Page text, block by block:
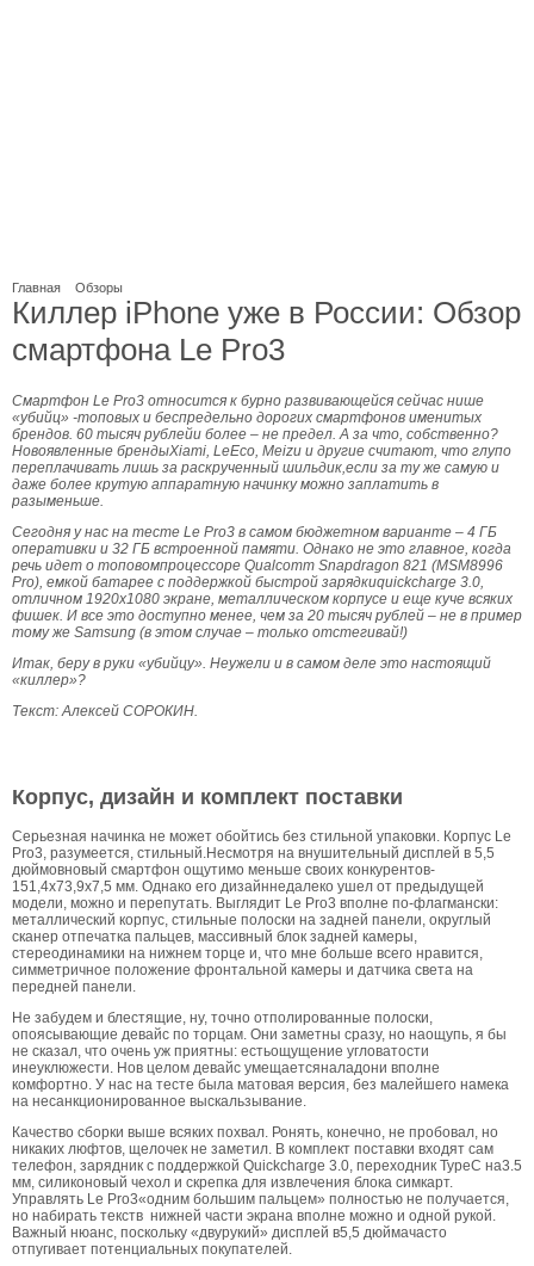
Главная Обзоры
Киллер iPhone уже в России: Обзор
смартфона Le Pro3
Смартфон Le Pro3 относится к бурно развивающейся сейчас нише
«убийц» -топовых и беспредельно дорогих смартфонов именитых
брендов. 60 тысяч рублейи более – не предел. А за что, собственно?
Новоявленные брендыXiami, LeEco, Meizu и другие считают, что глупо
переплачивать лишь за раскрученный шильдик,если за ту же самую и
даже более крутую аппаратную начинку можно заплатить в
разыменьше.
Сегодня у нас на тесте Le Pro3 в самом бюджетном варианте – 4 ГБ
оперативки и 32 ГБ встроенной памяти. Однако не это главное, когда
речь идет о топовомпроцессоре Qualcomm Snapdragon 821 (MSM8996
Pro), емкой батарее с поддержкой быстрой зарядкиquickcharge 3.0,
отличном 1920х1080 экране, металлическом корпусе и еще куче всяких
фишек. И все это доступно менее, чем за 20 тысяч рублей – не в пример
тому же Samsung (в этом случае – только отстегивай!)
Итак, беру в руки «убийцу». Неужели и в самом деле это настоящий
«киллер»?
Текст: Алексей СОРОКИН.
Корпус, дизайн и комплект поставки
Серьезная начинка не может обойтись без стильной упаковки. Корпус Le
Pro3, разумеется, стильный.Несмотря на внушительный дисплей в 5,5
дюймовновый смартфон ощутимо меньше своих конкурентов-
151,4x73,9x7,5 мм. Однако его дизайннедалеко ушел от предыдущей
модели, можно и перепутать. Выглядит Le Pro3 вполне по-флагмански:
металлический корпус, стильные полоски на задней панели, округлый
сканер отпечатка пальцев, массивный блок задней камеры,
стереодинамики на нижнем торце и, что мне больше всего нравится,
симметричное положение фронтальной камеры и датчика света на
передней панели.
Не забудем и блестящие, ну, точно отполированные полоски,
опоясывающие девайс по торцам. Они заметны сразу, но наощупь, я бы
не сказал, что очень уж приятны: естьощущение угловатости
инеуклюжести. Нов целом девайс умещаетсяналадони вполне
комфортно. У нас на тесте была матовая версия, без малейшего намека
на несанкционированное выскальзывание.
Качество сборки выше всяких похвал. Ронять, конечно, не пробовал, но
никаких люфтов, щелочек не заметил. В комплект поставки входят сам
телефон, зарядник с поддержкой Quickcharge 3.0, переходник TypeC на3.5
мм, силиконовый чехол и скрепка для извлечения блока симкарт.
Управлять Le Pro3«одним большим пальцем» полностью не получается,
но набирать текств нижней части экрана вполне можно и одной рукой.
Важный нюанс, поскольку «двурукий» дисплей в5,5 дюймачасто
отпугивает потенциальных покупателей.